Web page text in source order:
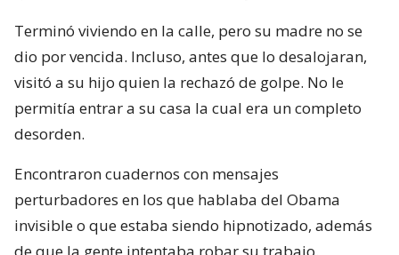
Terminó viviendo en la calle, pero su madre no se
dio por vencida. Incluso, antes que lo desalojaran,
visitó a su hijo quien la rechazó de golpe. No le
permitía entrar a su casa la cual era un completo
desorden.
Encontraron cuadernos con mensajes
perturbadores en los que hablaba del Obama
invisible o que estaba siendo hipnotizado, además